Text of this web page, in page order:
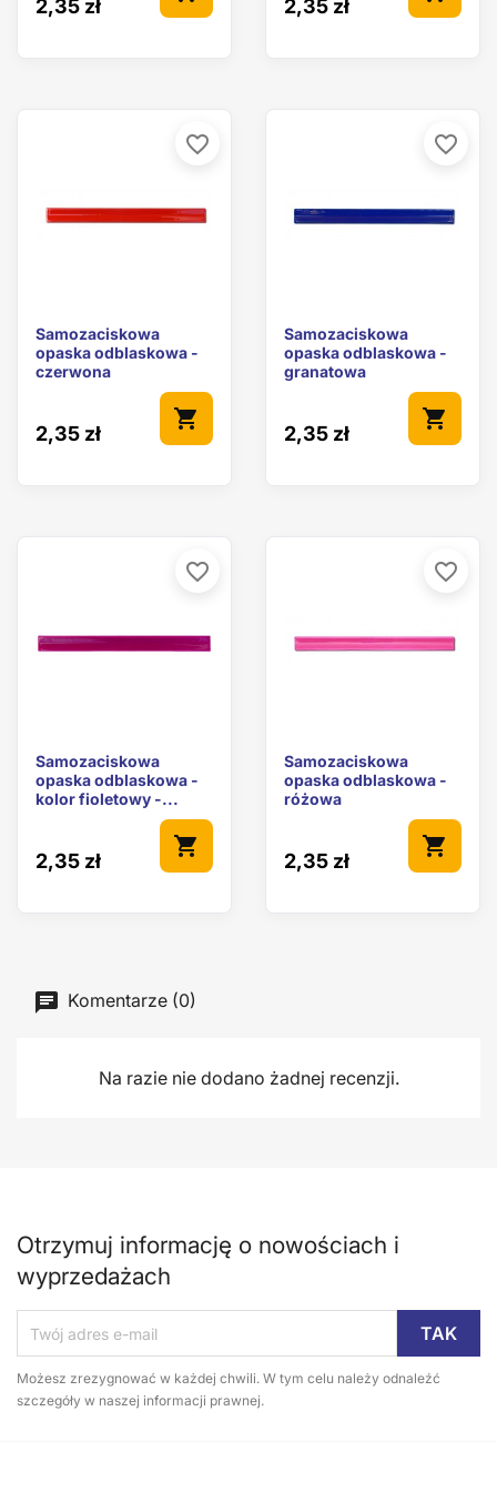
2,35 zł 2,35 zł
Samozaciskowa
opaska odblaskowa -
czerwona
2,35 zł
shopping_cart
favorite_border
Samozaciskowa
opaska odblaskowa -
granatowa
2,35 zł
shopping_cart
favorite_border
Samozaciskowa
opaska odblaskowa -
kolor fioletowy -...
2,35 zł
shopping_cart
favorite_border
Samozaciskowa
opaska odblaskowa -
różowa
2,35 zł
shopping_cart
favorite_border
Komentarze (0)
Na razie nie dodano żadnej recenzji.
Otrzymuj informację o nowościach i
wyprzedażach
Możesz zrezygnować w każdej chwili. W tym celu należy odnaleźć
szczegóły w naszej informacji prawnej.